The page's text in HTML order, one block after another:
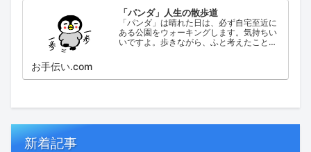
「パンダ」人生の散歩道
「パンダ」は晴れた日は、必ず自宅至近に
ある公園をウォーキングします。気持ちい
いですよ。歩きながら、ふと考えたこと。
お手伝い.com
新着記事